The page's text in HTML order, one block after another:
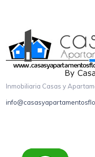
Inmobiliaria Casas y